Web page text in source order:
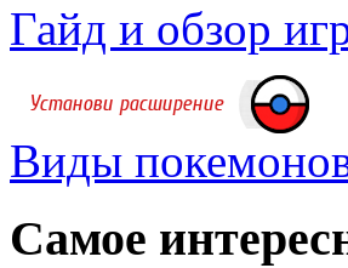
Гайд и обзор
Виды
Самое